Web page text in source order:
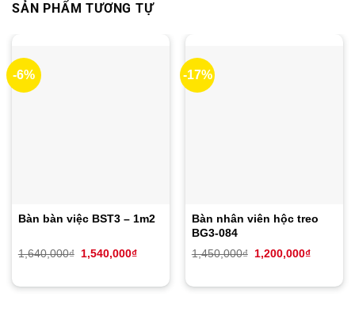
SẢN PHẨM TƯƠNG TỰ
-6%
Bàn bàn việc BST3 – 1m2
1,640,000₫
Giá
gốc
1,540,000₫Giá
-17%
Bàn nhân viên hộc treo
BG3-084
1,450,000₫
Giá
gốc
1,200,000₫Giá